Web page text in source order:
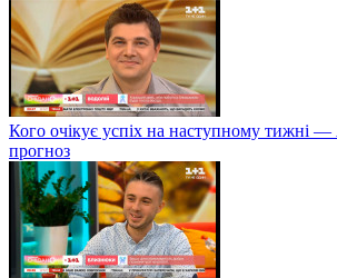
Кого очікує успіх на наступному тижні —
прогноз